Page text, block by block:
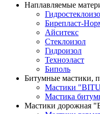
Наплавляемые
Бирепласт-
Айситекс
Стеклоизол
Гидроизол
Техноэласт
Биполь
Битумные мастики,
Мастики
Мастика
Мастики дорожная